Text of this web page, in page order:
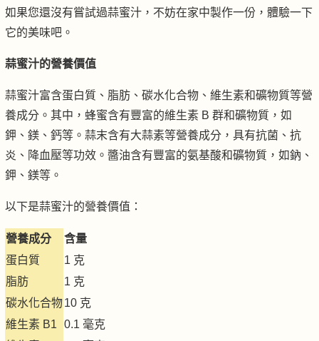
如果您還沒有嘗試過蒜蜜汁，不妨在家中製作一份，體驗一下
它的美味吧。
蒜蜜汁的營養價值
蒜蜜汁富含蛋白質、脂肪、碳水化合物、維生素和礦物質等營
養成分。其中，蜂蜜含有豐富的維生素 B 群和礦物質，如
鉀、鎂、鈣等。蒜末含有大蒜素等營養成分，具有抗菌、抗
炎、降血壓等功效。醬油含有豐富的氨基酸和礦物質，如鈉、
鉀、鎂等。
以下是蒜蜜汁的營養價值：
營養成分
含量
蛋白質
1 克
脂肪
1 克
碳水化合物10 克
維生素 B1 0.1 毫克